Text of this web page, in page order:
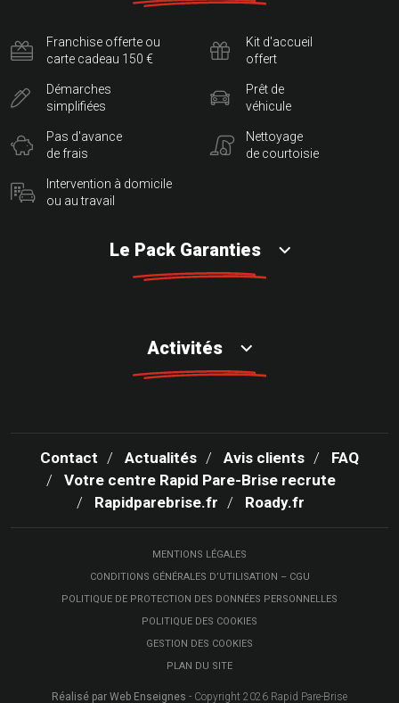
Franchise offerte ou
carte cadeau 150 €
Démarches
simplifiées
Pas d'avance
de frais
Intervention à domicile
ou au travail
Kit d'accueil
offert
Prêt de
véhicule
Nettoyage
de courtoisie
Le Pack Garanties
Activités
Contact Actualités Avis clients
FAQ
Votre centre Rapid Pare-Brise recrute
Rapidparebrise.fr
Roady.fr
MENTIONS LÉGALES
CONDITIONS GÉNÉRALES D’UTILISATION – CGU
POLITIQUE DE PROTECTION DES DONNÉES PERSONNELLES
POLITIQUE DES COOKIES
GESTION DES COOKIES
PLAN DU SITE
Réalisé par Web Enseignes - Copyright 2026 Rapid Pare-Brise